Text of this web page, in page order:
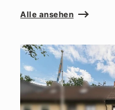
Alle ansehen